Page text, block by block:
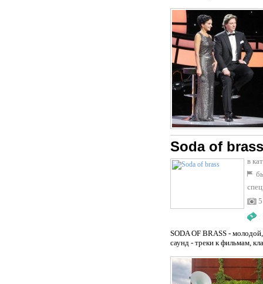
Soda of brass
в
5
:
SODA OF BRASS -
саунд - треки к фильмам,